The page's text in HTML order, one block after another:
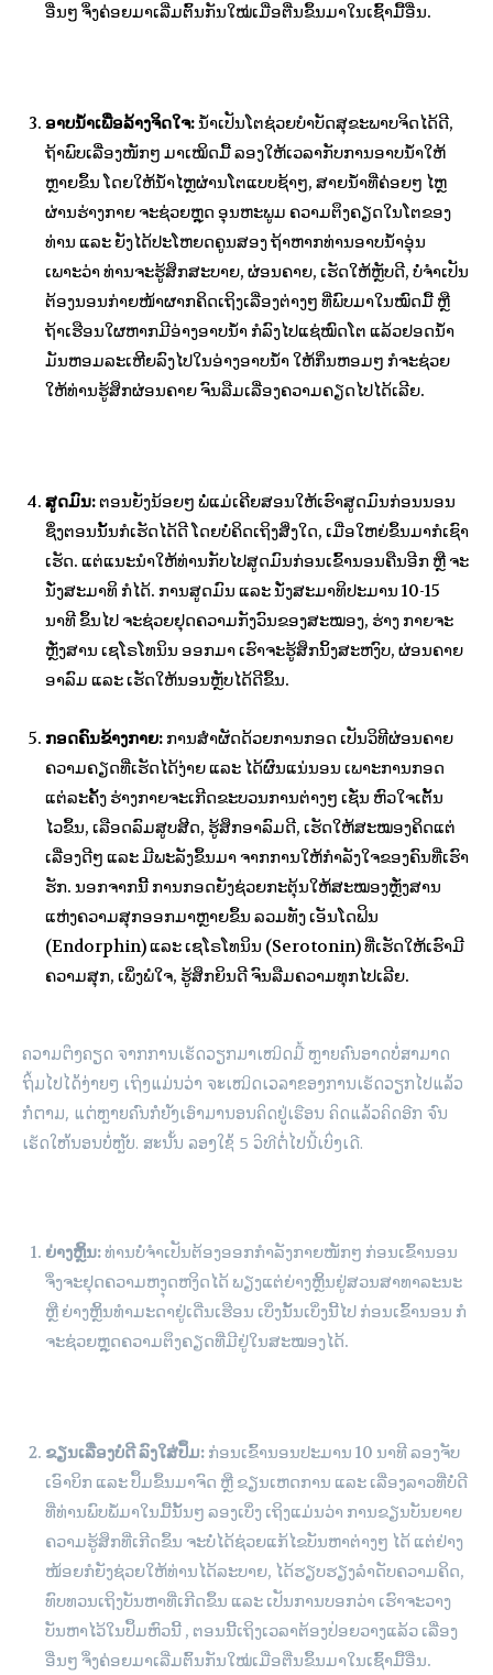
ອື່ນໆ ຈຶ່ງຄ່ອຍມາເລີ່ມຕົ້ນກັນໃໝ່ເມື່ອຕື່ນຂຶ້ນມາໃນເຊົ້າມື້ອື່ນ.
ອາບນ້ຳເພື່ອລ້າງຈິດໃຈ:ນ້ຳເປັນໂຕຊ່ວຍບຳບັດສຸຂະພາບຈິດໄດ້ດີ,
ຖ້າພົບເລື່ອງໜັກໆ ມາເໝິດມື້ ລອງໃຫ້ເວລາກັບການອາບນ້ຳໃຫ້
ຫຼາຍຂຶ້ນ ໂດຍໃຫ້ນ້ຳໄຫຼຜ່ານໂຕແບບຊ້າໆ, ສາຍນ້ຳທີ່ຄ່ອຍໆ ໄຫຼ
ຜ່ານຮ່າງກາຍ ຈະຊ່ວຍຫຼຸດ ອຸນຫະພູມ ຄວາມຕຶງຄຽດໃນໂຕຂອງ
ທ່ານ ແລະ ຍັງໄດ້ປະໂຫຍດຄູນສອງ ຖ້າຫາກທ່ານອາບນ້ຳອຸ່ນ
ເພາະວ່າ ທ່ານຈະຮູ້ສຶກສະບາຍ, ຜ່ອນຄາຍ, ເຮັດໃຫ້ຫຼັບດີ, ບໍ່ຈຳເປັນ
ຕ້ອງນອນກ່າຍໜ້າຜາກຄິດເຖິງເລື່ອງຕ່າງໆ ທີ່ພົບມາໃນໝົດມື້ ຫຼື
ຖ້າເຮືອນໃຜຫາກມີອ່າງອາບນ້ຳ ກໍລົງໄປແຊ່ໝົດໂຕ ແລ້ວຢອດນ້ຳ
ມັນຫອມລະເຫີຍລົງໄປໃນອ່າງອາບນ້ຳ ໃຫ້ກິ່ນຫອມໆ ກໍຈະຊ່ວຍ
ໃຫ້ທ່ານຮູ້ສຶກຜ່ອນຄາຍ ຈົນລືມເລື່ອງຄວາມຄຽດໄປໄດ້ເລີຍ.
ສູດມົນ: ຕອນຍັງນ້ອຍໆ ພໍ່ແມ່ເຄີຍສອນໃຫ້ເຮົາສູດມົນກ່ອນນອນ
ຊຶ່ງຕອນນັ້ນກໍເຮັດໄດ້ດີ ໂດຍບໍ່ຄິດເຖິງສິ່ງໃດ, ເມື່ອໃຫຍ່ຂຶ້ນມາກໍເຊົາ
ເຮັດ. ແຕ່ແນະນຳໃຫ້ທ່ານກັບໄປສູດມົນກ່ອນເຂົ້ານອນຄືນອີກ ຫຼື ຈະ
ນັ່ງສະມາທິ ກໍໄດ້. ການສູດມົນ ແລະ ນັ່ງສະມາທິປະມານ 10-15
ນາທີ ຂຶ້ນໄປ ຈະຊ່ວຍຢຸດຄວາມກັງວົນຂອງສະໝອງ, ຮ່າງ ກາຍຈະ
ຫຼັ່ງສານ ເຊໂຣໂທນິນ ອອກມາ ເຮົາຈະຮູ້ສຶກນິ້ງສະຫງົບ, ຜ່ອນຄາຍ
ອາລົມ ແລະ ເຮັດໃຫ້ນອນຫຼັບໄດ້ດີຂຶ້ນ.
ກອດຄົນຂ້າງກາຍ: ການສຳຜັດດ້ວຍການກອດ ເປັນວິທີຜ່ອນຄາຍ
ຄວາມຄຽດທີ່ເຮັດໄດ້ງ່າຍ ແລະ ໄດ້ຜົນແນ່ນອນ ເພາະການກອດ
ແຕ່ລະຄັ້ງ ຮ່າງກາຍຈະເກີດຂະບວນການຕ່າງໆ ເຊັ່ນ ຫົວໃຈເຕັ້ນ
ໄວຂຶ້ນ, ເລືອດລົມສູບສີດ, ຮູ້ສຶກອາລົມດີ, ເຮັດໃຫ້ສະໝອງຄິດແຕ່
ເລື່ອງດີໆ ແລະ ມີພະລັງຂຶ້ນມາ ຈາກການໃຫ້ກຳລັງໃຈຂອງຄົນທີ່ເຮົາ
ຮັກ. ນອກຈາກນີ້ ການກອດຍັງຊ່ວຍກະຕຸ້ນໃຫ້ສະໝອງຫຼັ່ງສານ
ແຫ່ງຄວາມສຸກອອກມາຫຼາຍຂຶ້ນ ລວມທັງ ເອັນໂດຟິນ
(Endorphin) ແລະ ເຊໂຣໂທນິນ (Serotonin) ທີ່ເຮັດໃຫ້ເຮົາມີ
ຄວາມສຸກ, ເພິ່ງພໍໃຈ, ຮູ້ສຶກຍິນດີ ຈົນລືມຄວາມທຸກໄປເລີຍ.
ຄວາມຕຶງຄຽດ ຈາກການເຮັດວຽກມາເໝິດມື້ ຫຼາຍຄົນອາດບໍ່ສາມາດ
ຖິ້ມໄປໄດ້ງ່າຍໆ ເຖິງແມ່ນວ່າ ຈະເໝິດເວລາຂອງການເຮັດວຽກໄປແລ້ວ
ກໍຕາມ, ແຕ່ຫຼາຍຄົນກໍຍັງເອົາມານອນຄິດຢູ່ເຮືອນ ຄິດແລ້ວຄິດອີກ ຈົນ
ເຮັດໃຫ້ນອນບໍ່ຫຼັບ. ສະນັ້ນ ລອງໃຊ້ 5 ວິທີຕໍ່ໄປນີ້ເບິ່ງເດີ.
ຍ່າງຫຼິ້ນ:ທ່ານບໍ່ຈຳເປັນຕ້ອງອອກກຳລັງກາຍໜັກໆ ກ່ອນເຂົ້ານອນ
ຈຶ່ງຈະຢຸດຄວາມຫງຸດຫງິດໄດ້ ພຽງແຕ່ຍ່າງຫຼິ້ນຢູ່ສວນສາທາລະນະ
ຫຼື ຍ່າງຫຼິ້ນທຳມະດາຢູ່ເດີ່ນເຮືອນ ເບິ່ງນັ້ນເບິ່ງນີ້ໄປ ກ່ອນເຂົ້ານອນ ກໍ
ຈະຊ່ວຍຫຼຸດຄວາມຕຶງຄຽດທີ່ມີຢູ່ໃນສະໝອງໄດ້.
ຂຽນເລື່ອງບໍ່ດີ ລົງໃສ່ປຶ້ມ: ກ່ອນເຂົ້ານອນປະມານ 10 ນາທີ ລອງຈັບ
ເອົາບິກ ແລະ ປຶ້ມຂຶ້ນມາຈົດ ຫຼື ຂຽນເຫດການ ແລະ ເລື່ອງລາວທີ່ບໍ່ດີ
ທີ່ທ່ານພົບພໍ້ມາໃນມື້ນັ້ນໆ ລອງເບິ່ງ ເຖິງແມ່ນວ່າ ການຂຽນບັນຍາຍ
ຄວາມຮູ້ສຶກທີ່ເກີດຂຶ້ນ ຈະບໍ່ໄດ້ຊ່ວຍແກ້ໄຂບັນຫາຕ່າງໆ ໄດ້ ແຕ່ຢ່າງ
ໜ້ອຍກໍຍັງຊ່ວຍໃຫ້ທ່ານໄດ້ລະບາຍ, ໄດ້ຮຽບຮຽງລຳດັບຄວາມຄິດ,
ທົບທວນເຖິງບັນຫາທີ່ເກີດຂຶ້ນ ແລະ ເປັນການບອກວ່າ ເຮົາຈະວາງ
ບັນຫາໄວ້ໃນປຶ້ມຫົວນີ້ , ຕອນນີ້ເຖິງເວລາຕ້ອງປ່ອຍວາງແລ້ວ ເລື່ອງ
ອື່ນໆ ຈຶ່ງຄ່ອຍມາເລີ່ມຕົ້ນກັນໃໝ່ເມື່ອຕື່ນຂຶ້ນມາໃນເຊົ້າມື້ອື່ນ.